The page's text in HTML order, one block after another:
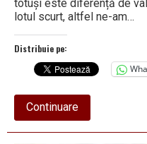
totuși este diferență de
lotul scurt, altfel ne-am…
Distribuie pe:
Continuareabout
LIGA
IV